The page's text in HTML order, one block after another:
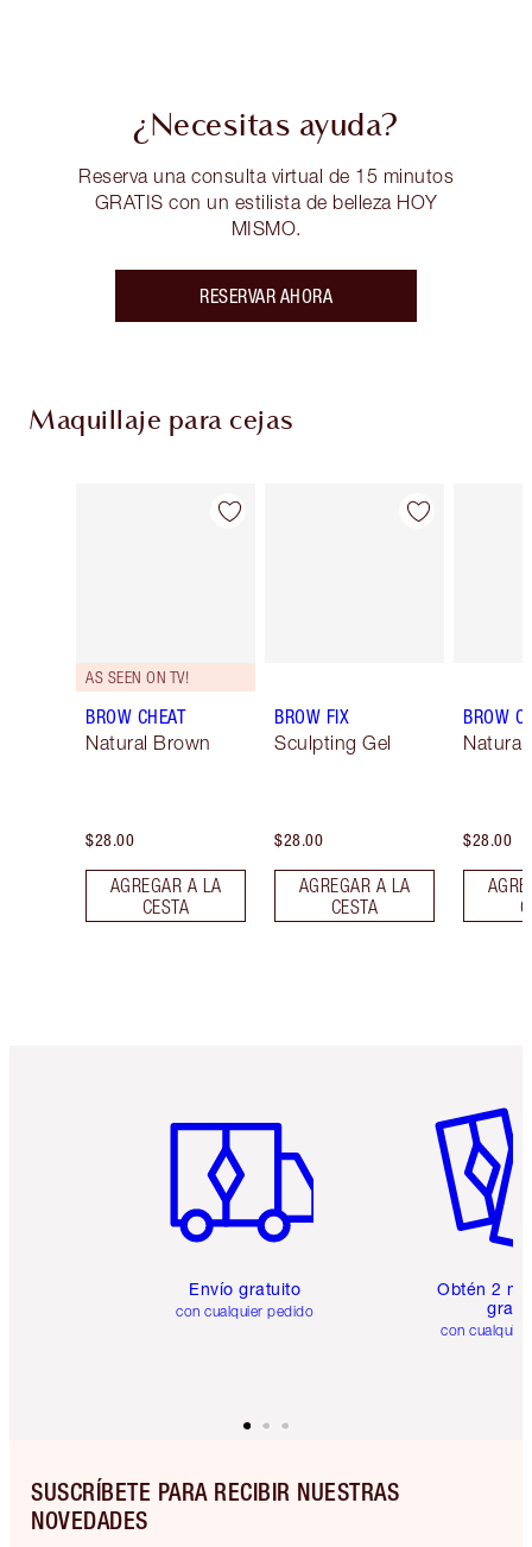
¿Necesitas ayuda?
Reserva una consulta virtual de 15 minutos
GRATIS con un estilista de belleza HOY
MISMO.
RESERVAR AHORA
Maquillaje para cejas
Artículo 1 de 11
AS SEEN ON TV!
BROW CHEAT
Natural Brown
$28.00
AGREGAR A LA
CESTA
Artículo 2 de 11
BROW FIX
Sculpting Gel
$28.00
AGREGAR A LA
CESTA
BROW
Natural
$28.00
Envío gratuito
con cualquier pedido
Obtén 2
gratis
con
SUSCRÍBETE PARA RECIBIR NUESTRAS
NOVEDADES